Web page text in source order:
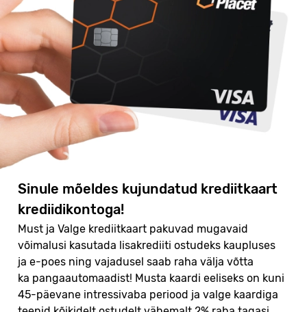
Sinule mõeldes kujundatud krediitkaart
krediidikontoga!
Must ja Valge krediitkaart pakuvad mugavaid
võimalusi kasutada lisakrediiti ostudeks kaupluses
ja e-poes ning vajadusel saab raha välja võtta
ka pangaautomaadist! Musta kaardi eeliseks on kuni
45-päevane intressivaba periood ja valge kaardiga